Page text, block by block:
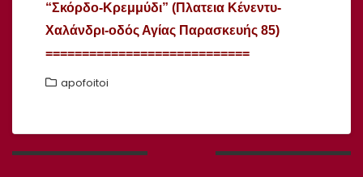
“Σκόρδο-Κρεμμύδι” (Πλατεια Κένεντυ-
Χαλάνδρι-οδός Αγίας Παρασκευής 85)
============================
apofoitoi
Πλοήγηση